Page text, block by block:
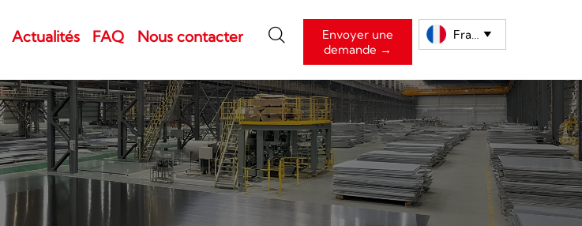
Actualités FAQ Nous contacter 
Envoyer une
demande →
Français 